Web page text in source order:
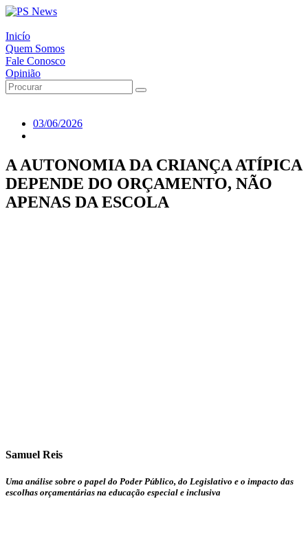
Inicío
Quem Somos
Fale Conosco
Opinião
03/06/2026
A AUTONOMIA DA CRIANÇA ATÍPICA
DEPENDE DO ORÇAMENTO, NÃO
APENAS DA ESCOLA
Samuel Reis
Uma análise sobre o papel do Poder Público, do Legislativo e o impacto das
escolhas orçamentárias na educação especial e inclusiva